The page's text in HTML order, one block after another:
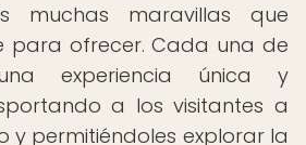
muchas maravillas que
para ofrecer. Cada una de
experiencia única y
a los visitantes a
y permitiéndoles explorar la